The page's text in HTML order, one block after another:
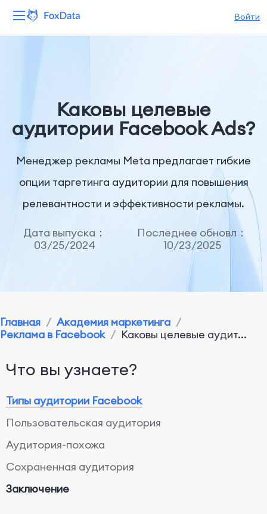
Войти
Ресурсы
Компания
Каковы целевые
аудитории Facebook Ads?
Менеджер рекламы Meta предлагает гибкие
опции таргетинга аудитории для повышения
релевантности и эффективности рекламы.
Дата выпуска：
03/25/2024
Последнее обновл：
10/23/2025
Главная / Академия маркетинга /
Реклама в Facebook / Каковы целевые аудит...
Что вы узнаете?
Типы аудитории Facebook
Пользовательская аудитория
Аудитория-похожа
Сохраненная аудитория
Заключение